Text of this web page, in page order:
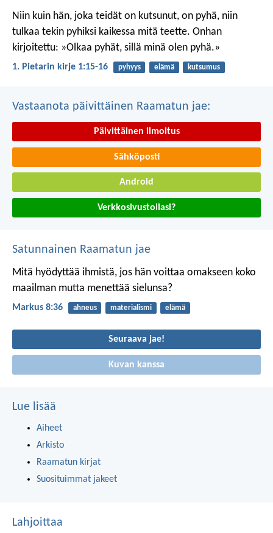
Niin kuin hän, joka teidät on kutsunut, on pyhä, niin
tulkaa tekin pyhiksi kaikessa mitä teette. Onhan
kirjoitettu: »Olkaa pyhät, sillä minä olen pyhä.»
1. Pietarin kirje 1:15-16 pyhyys elämä kutsumus
Vastaanota päivittäinen Raamatun jae:
Päivittäinen ilmoitus
Sähköposti
Android
Verkkosivustollasi?
Satunnainen Raamatun jae
Mitä hyödyttää ihmistä, jos hän voittaa omakseen koko
maailman mutta menettää sielunsa?
Markus 8:36 ahneus materialismi elämä
Seuraava jae!
Kuvan kanssa
Lue lisää
Aiheet
Arkisto
Raamatun kirjat
Suosituimmat jakeet
Lahjoittaa